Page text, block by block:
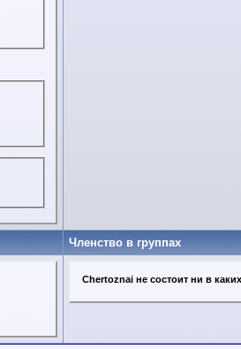
Членство в группах
Chertoznai не состоит ни в